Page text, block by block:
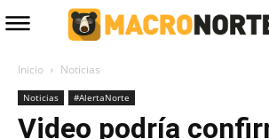
Inicio Noticias
Noticias #AlertaNorte
Video podría